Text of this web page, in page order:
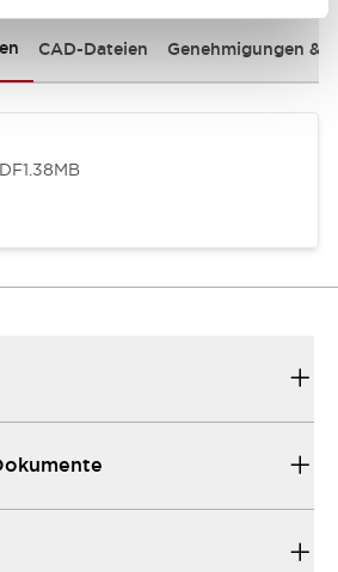
CAD-Dateien Genehmigungen &
1.38MB